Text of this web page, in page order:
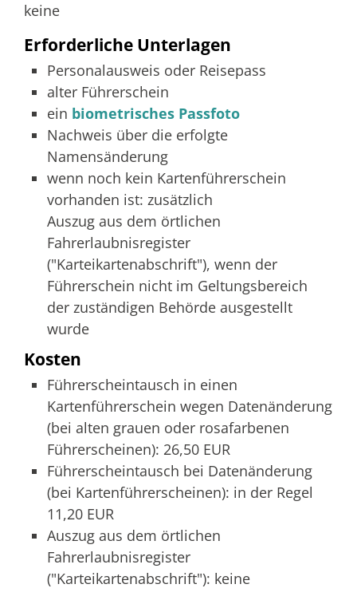
keine
Erforderliche Unterlagen
Personalausweis oder Reisepass
alter Führerschein
ein biometrisches Passfoto
Nachweis über die erfolgte
Namensänderung
wenn noch kein Kartenführerschein
vorhanden ist: zusätzlich
Auszug aus dem örtlichen
Fahrerlaubnisregister
("Karteikartenabschrift"), wenn der
Führerschein nicht im Geltungsbereich
der zuständigen Behörde ausgestellt
wurde
Kosten
Führerscheintausch in einen
Kartenführerschein wegen Datenänderung
(bei alten grauen oder rosafarbenen
Führerscheinen): 26,50 EUR
Führerscheintausch bei Datenänderung
(bei Kartenführerscheinen): in der Regel
11,20 EUR
Auszug aus dem örtlichen
Fahrerlaubnisregister
("Karteikartenabschrift"): keine